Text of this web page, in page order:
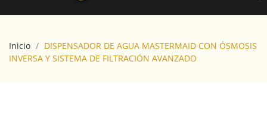
Inicio
DISPENSADOR DE AGUA MASTERMAID CON ÓSMOSIS
INVERSA Y SISTEMA DE FILTRACIÓN AVANZADO